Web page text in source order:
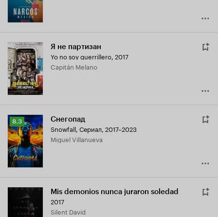
Я не партизан
Yo no soy guerrillero, 2017
Capitán Melano
Рейтинг
Кинопоиска
8.3
8.3 Снегопад
Snowfall, Сериал, 2017–2023
Miguel Villanueva
Mis demonios nunca juraron soledad
2017
Silent David